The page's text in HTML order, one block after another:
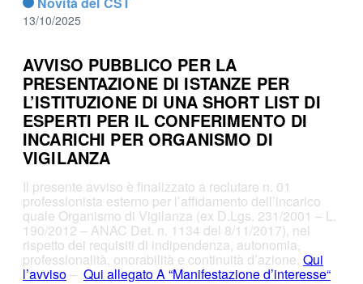
13/10/2025
AVVISO PUBBLICO PER LA
PRESENTAZIONE DI ISTANZE PER
L’ISTITUZIONE DI UNA SHORT LIST DI
ESPERTI PER IL CONFERIMENTO DI
INCARICHI PER ORGANISMO DI
VIGILANZA
Il presente avviso è finalizzato a reclutare n. 01
professionista esterno per l’affidamento dell’incarico
quale Organismo di Vigilanza (ex D.Lgs. 231/2001 – L.
190/2012 – ANAC Det. n. 1134 del 8/11/2017), nel
rispetto dei requisiti di indipendenza, autonomia,
professionalità, onorabilità e continuità d’azione. Qui
l’avviso– Qui allegato A “Manifestazione d’interesse“